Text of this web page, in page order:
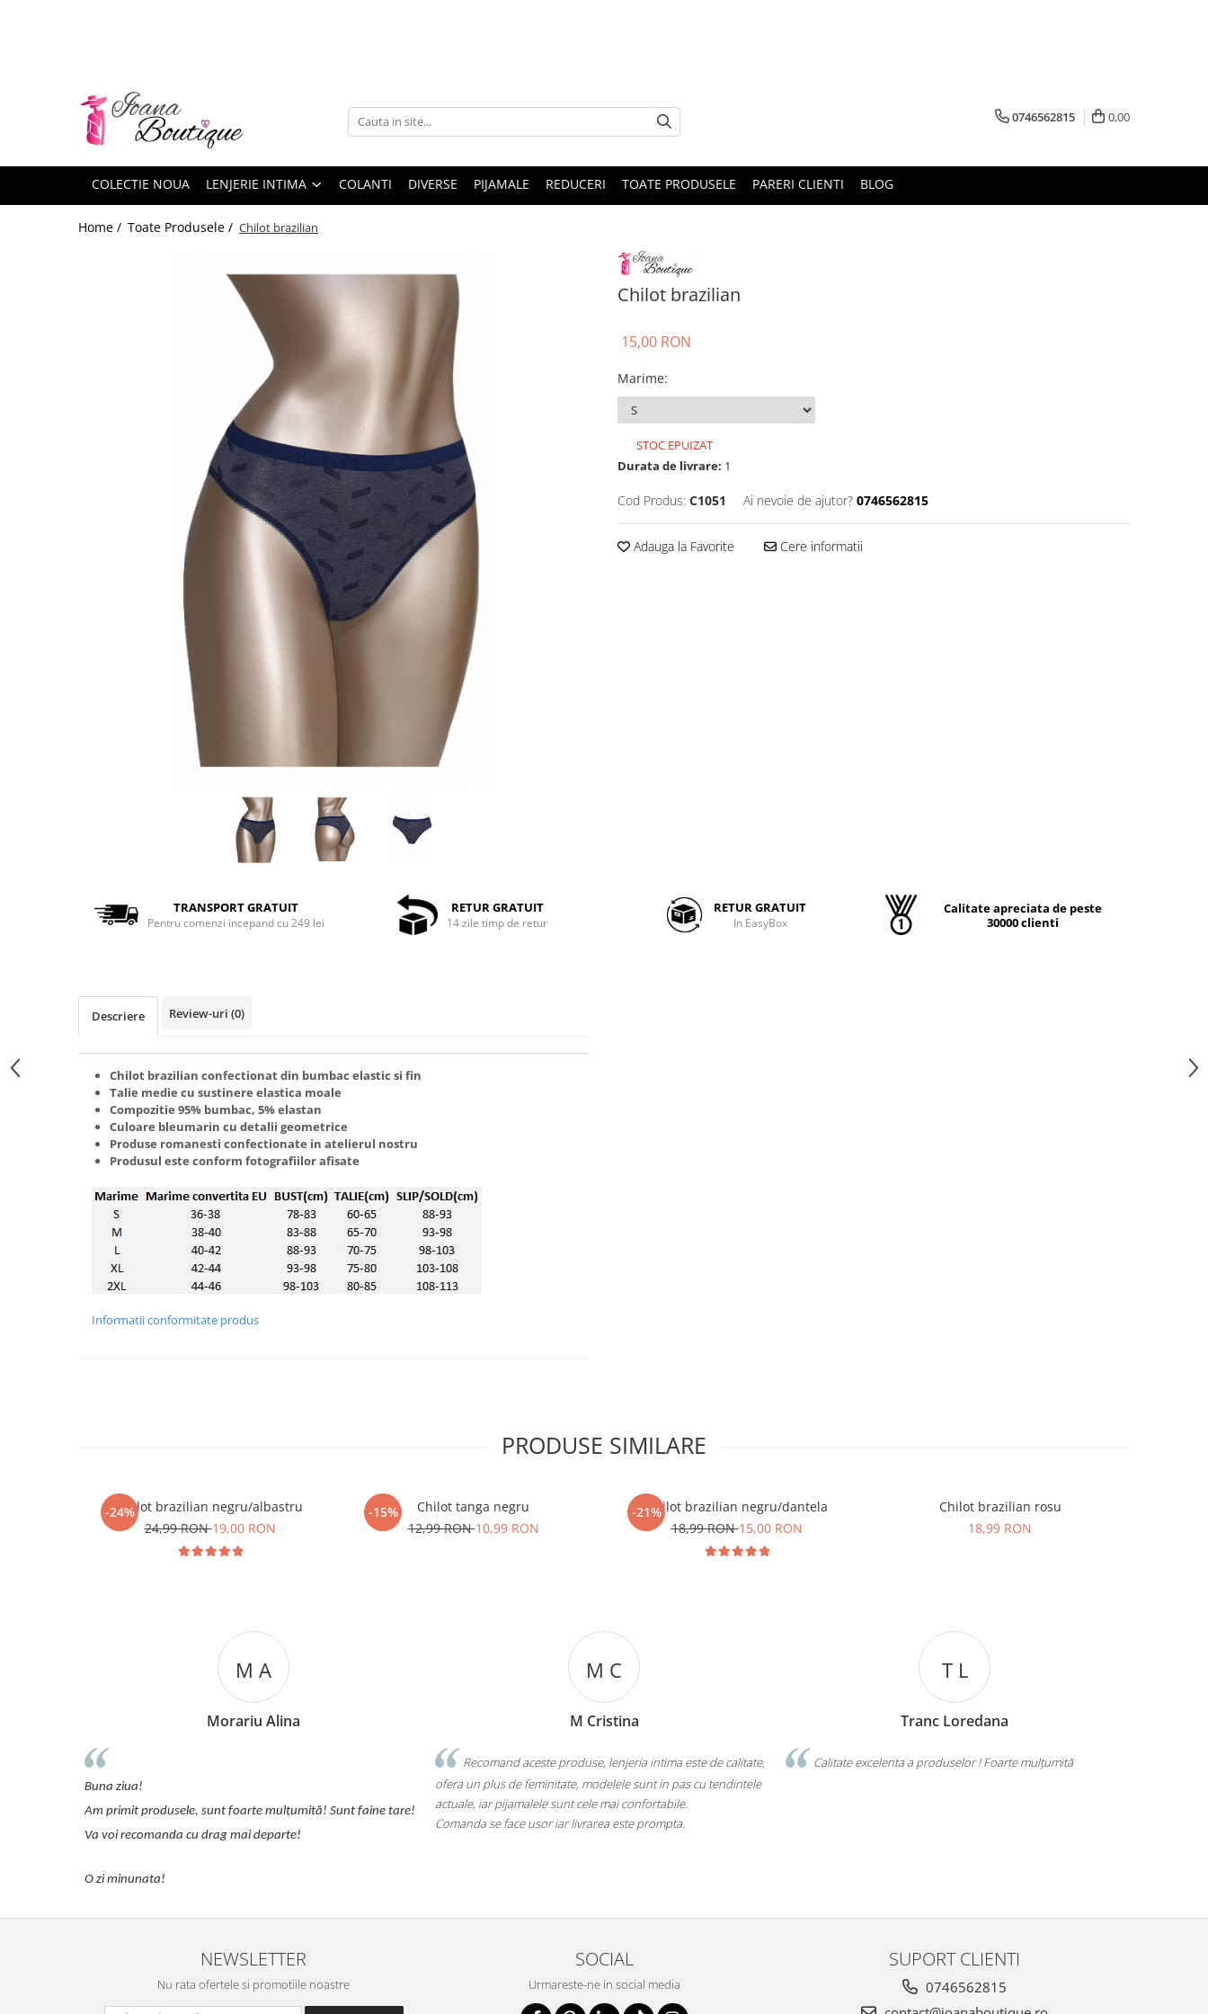
Lenjerie sexy
Chiloti brazilieni
Chiloti clasici
0746562815 0,00
COLECTIE NOUA LENJERIE INTIMA COLANTI DIVERSE PIJAMALE REDUCERI TOATE PRODUSELE PARERI CLIENTI BLOG
Home / Toate Produsele / Chilot brazilian
Chilot brazilian
15,00 RON
Marime:
STOC EPUIZAT
Durata de livrare: 1
Cod Produs: C1051 Ai nevoie de ajutor? 0746562815
Adauga la Favorite Cere informatii
TRANSPORT GRATUIT
Pentru comenzi incepand cu 249 lei
RETUR GRATUIT
14 zile timp de retur
RETUR GRATUIT
In EasyBox
Calitate apreciata de peste
30000 clienti
Descriere Review-uri (0)
Chilot brazilian confectionat din bumbac elastic si fin
Talie medie cu sustinere elastica moale
Compozitie 95% bumbac, 5% elastan
Culoare bleumarin cu detalii geometrice
Produse romanesti confectionate in atelierul nostru
Produsul este conform fotografiilor afisate
Informatii conformitate produs
PRODUSE SIMILARE
-24%Chilot brazilian negru/albastru
24,99 RON19,00 RON
-15%
Chilot tanga negru
12,99 RON10,99 RON
-21%Chilot brazilian negru/dantela
18,99 RON15,00 RON
Chilot brazilian rosu
18,99 RON
Morariu Alina
Am primit produsele, sunt foarte mulțumită! Sunt faine tare!
Va voi recomanda cu drag mai departe!
O zi minunata!
M Cristina
Recomand aceste produse, lenjeria intima este de calitate,
ofera un plus de feminitate, modelele sunt in pas cu tendintele
actuale, iar pijamalele sunt cele mai confortabile.
Comanda se face usor iar livrarea este prompta.
Tranc Loredana
Calitate excelenta a produselor ! Foarte mulțumită
NEWSLETTER
Nu rata ofertele si promotiile noastre
SOCIAL
Urmareste-ne in social media
SUPORT CLIENTI
0746562815